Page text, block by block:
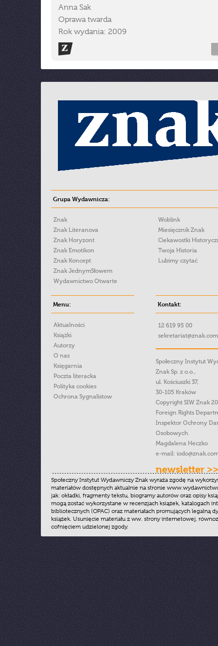
Anna Sak
Oprawa twarda
Rok wydania: 2009
Grupa Wydawnicza:
Znak
Znak Literanova
Znak Horyzont
Znak Emotikon
Znak Koncept
Znak JednymSłowem
Wydawnictwo Otwarte
Woblink
Miesięcznik Znak
Ciekawostki
Twoja Historia
Lubimy czytać
Menu:
Aktualności
Książki
Autorzy
O nas
Księgarnia
Poczta literacka
Polityka cookies
Ochrona Sygnalistow
Kontakt:
12 619 95 00
Społeczny Instytut
Znak Sp. z o.o.,
ul. Kościuszki 37,
30-105 Kraków
Copyright SIW Znak
Foreign Rights
Inspektor Ochrony
Osobowych
Magdalena Heczko
e-mail:
newsletter >>
Społeczny Instytut Wydawniczy Znak wyraża zgodę na
materiałów dostępnych aktualnie na stronie
jak: okładki, fragmenty tekstu, biogramy autorów oraz opisy
mogą zostać wykorzystane w recenzjach książek, katalogach
bibliotecznych (OPAC) oraz materiałach promujących legalną
książek. Usunięcie materiału z ww. strony internetowej,
cofnięciem udzielonej zgody.